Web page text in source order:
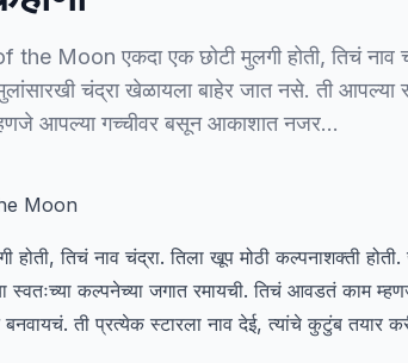
Moon एकदा एक छोटी मुलगी होती, तिचं नाव
चंद्रा खेळायला बाहेर जात नसे. ती आपल्या
आपल्या गच्चीवर बसून आकाशात नजर…
Moon
होती, तिचं नाव चंद्रा. तिला खूप मोठी कल्पनाशक्ती
स्वतःच्या कल्पनेच्या जगात रमायची. तिचं आवडतं काम
बनवायचं. ती प्रत्येक स्टारला नाव देई, त्यांचे कुटुंब तयार